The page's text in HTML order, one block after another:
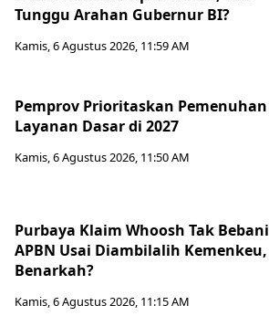
Tunggu Arahan Gubernur BI?
Kamis, 6 Agustus 2026, 11:59 AM
Pemprov Prioritaskan Pemenuhan
Layanan Dasar di 2027
Kamis, 6 Agustus 2026, 11:50 AM
Purbaya Klaim Whoosh Tak Bebani
APBN Usai Diambilalih Kemenkeu,
Benarkah?
Kamis, 6 Agustus 2026, 11:15 AM